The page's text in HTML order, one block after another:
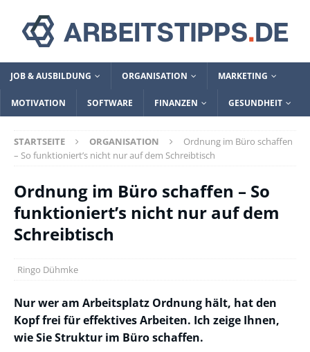
JOB & AUSBILDUNG ORGANISATION MARKETING
MOTIVATION SOFTWARE FINANZEN GESUNDHEIT
STARTSEITE ORGANISATION
Ordnung im Büro schaffen
– So funktioniert’s nicht nur auf dem Schreibtisch
Ordnung im Büro schaffen – So
funktioniert’s nicht nur auf dem
Schreibtisch
Ringo Dühmke
Nur wer am Arbeitsplatz Ordnung hält, hat den
Kopf frei für effektives Arbeiten. Ich zeige Ihnen,
wie Sie Struktur im Büro schaffen.